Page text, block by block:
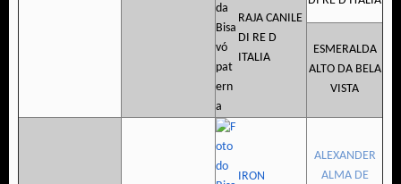
RAJA CANILE
DI RE D
ITALIA
ESMERALDA
ALTO DA BELA
VISTA
IRON
ALEXANDER
ALMA DE